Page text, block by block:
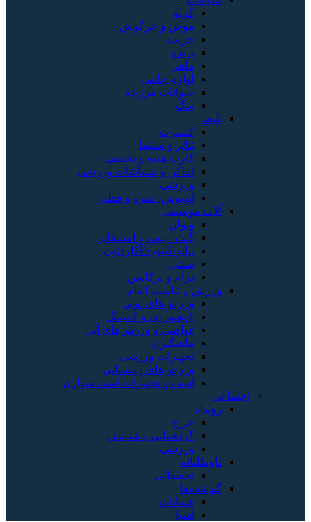
گربه
موش و خرگوش
خزنده
پرنده
ماهی
لوازم جانبی
حیوانات مزرعه
سگ
بلیط
کنسرت
تئاتر و سینما
کارت هدیه و تخفیف
اماکن و مسابقات ورزشی
ورزشی
اتوبوس، مترو و قطار
آلات موسیقی
ویولن
گیتار، بیس و امپلیفایر
پیانو/کیبورد/آکاردئون
سنتی
درام و پرکاشن
ورزش و تناسب اندام
ورزش‌های توپی
کوهنوردی و کمپینگ
غواصی و ورزش‌های آبی
ماهیگیری
تجهیزات ورزشی
ورزش‌های زمستانی
اسب و تجهیزات اسب سواری
اجتماعی
رویداد
حراج
گردهمایی و همایش
ورزشی
داوطلبانه
تحقیقاتی
گم‌شده‌ها
حیوانات
اشیا